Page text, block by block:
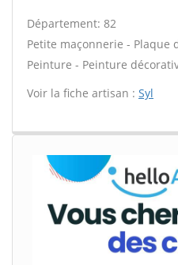
Département: 82
Petite maçonnerie - Plaque
Peinture - Peinture
Voir la fiche artisan : Syl